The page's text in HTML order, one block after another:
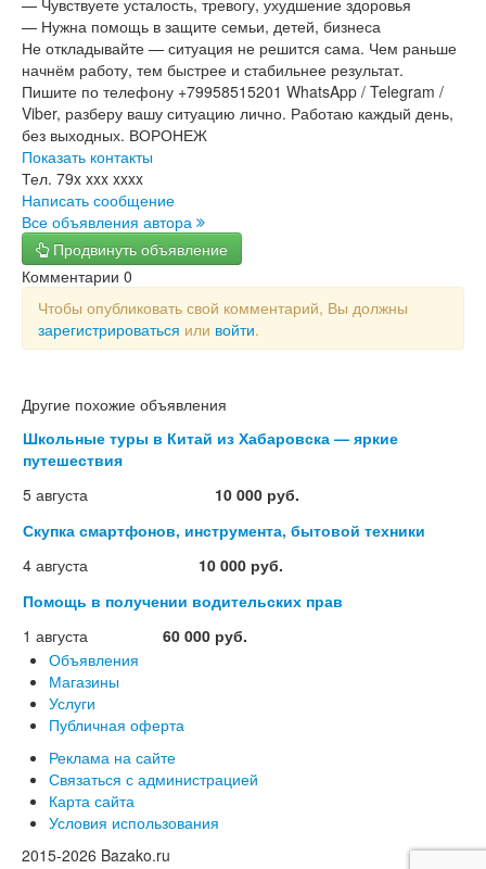
— Чувствуете усталость, тревогу, ухудшение здоровья
— Нужна помощь в защите семьи, детей, бизнеса
Не откладывайте — ситуация не решится сама. Чем раньше
начнём работу, тем быстрее и стабильнее результат.
Пишите по телефону +79958515201 WhatsApp / Telegram /
Viber, разберу вашу ситуацию лично. Работаю каждый день,
без выходных. ВОРОНЕЖ
Показать контакты
Тел. 79x xxx xxxx
Написать сообщение
Все объявления автора
Продвинуть объявление
Комментарии 0
Чтобы опубликовать свой комментарий, Вы должны
зарегистрироваться или войти.
Другие похожие объявления
Школьные туры в Китай из Хабаровска — яркие
путешествия
5 августа
10 000 руб.
Скупка смартфонов, инструмента, бытовой техники
4 августа
10 000 руб.
Помощь в получении водительских прав
1 августа
60 000 руб.
Объявления
Магазины
Услуги
Публичная оферта
Реклама на сайте
Связаться с администрацией
Карта сайта
Условия использования
2015-2026 Bazako.ru